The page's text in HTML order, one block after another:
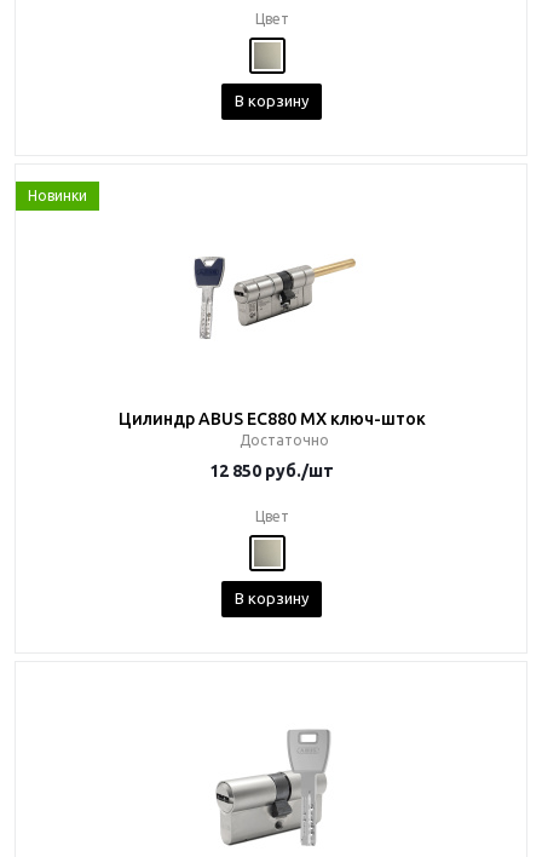
Цвет
В корзину
Новинки
Цилиндр ABUS EC880 MX ключ-шток
Достаточно
12 850 руб./шт
Цвет
В корзину